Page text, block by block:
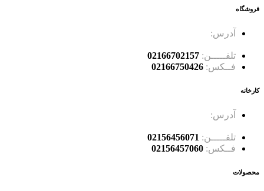
فروشگاه
آدرس:
تلفـــــن: 02166702157
فــکس: 02166750426
کارخانه
آدرس:
تلفـــــن: 02156456071
فــکس: 02156457060
محصولات